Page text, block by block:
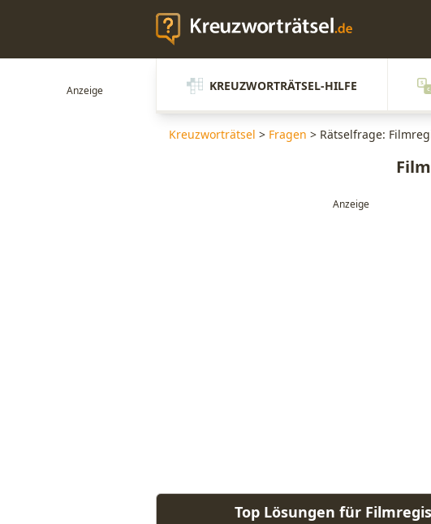
KREUZWORTRÄTSEL-HILFE
Kreuzworträtsel > Fragen > Rätselfrage:
Top Lösungen für